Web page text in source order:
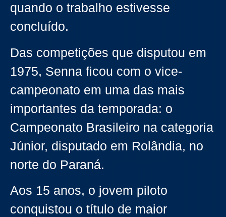
quando o trabalho estivesse
concluído.
Das competições que disputou em
1975, Senna ficou com o vice-
campeonato em uma das mais
importantes da temporada: o
Campeonato Brasileiro na categoria
Júnior, disputado em Rolândia, no
norte do Paraná.
Aos 15 anos, o jovem piloto
conquistou o título de maior